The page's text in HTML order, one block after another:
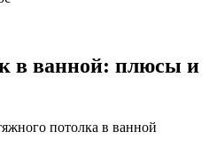
в ванной: плюсы и
потолка в ванной